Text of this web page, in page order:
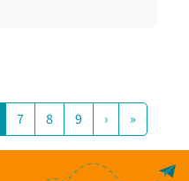
7 8 9 › »